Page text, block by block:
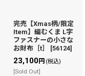
完売【Xmas柄/限定
Item】編むくま L字
ファスナーの小さな
お財布［t］
[56124]
23,100円 (税込)
[Sold Out]